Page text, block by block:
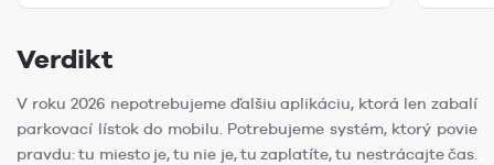
Verdikt
V roku 2026 nepotrebujeme ďalšiu aplikáciu, ktorá len zabalí
parkovací lístok do mobilu. Potrebujeme systém, ktorý povie
pravdu: tu miesto je, tu nie je, tu zaplatíte, tu nestrácajte čas.